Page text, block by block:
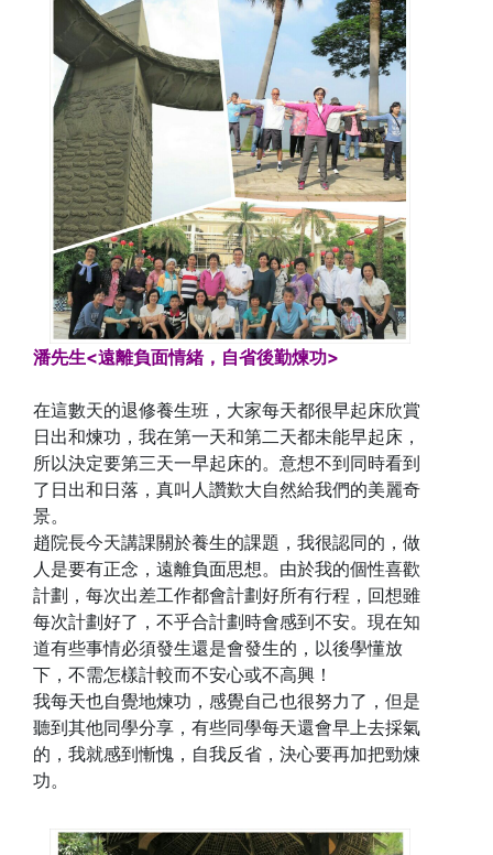
潘先生<遠離負面情緒，自省後勤煉功>
在這數天的退修養生班，大家每天都很早起床欣賞
日出和煉功，我在第一天和第二天都未能早起床，
所以決定要第三天一早起床的。意想不到同時看到
了日出和日落，真叫人讚歎大自然給我們的美麗奇
景。
趙院長今天講課關於養生的課題，我很認同的，做
人是要有正念，遠離負面思想。由於我的個性喜歡
計劃，每次出差工作都會計劃好所有行程，回想雖
每次計劃好了，不乎合計劃時會感到不安。現在知
道有些事情必須發生還是會發生的，以後學懂放
下，不需怎樣計較而不安心或不高興！
我每天也自覺地煉功，感覺自己也很努力了，但是
聽到其他同學分享，有些同學每天還會早上去採氣
的，我就感到慚愧，自我反省，決心要再加把勁煉
功。